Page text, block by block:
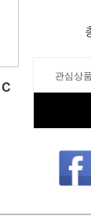
관심상품